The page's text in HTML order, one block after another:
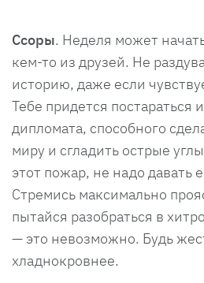
Ссоры. Неделя может
кем-то из друзей. Не
историю, даже если
Тебе придется постараться
дипломата, способного
миру и сгладить острые
этот пожар, не надо давать
Стремись максимально
пытайся разобраться в
— это невозможно. Будь
хладнокровнее.